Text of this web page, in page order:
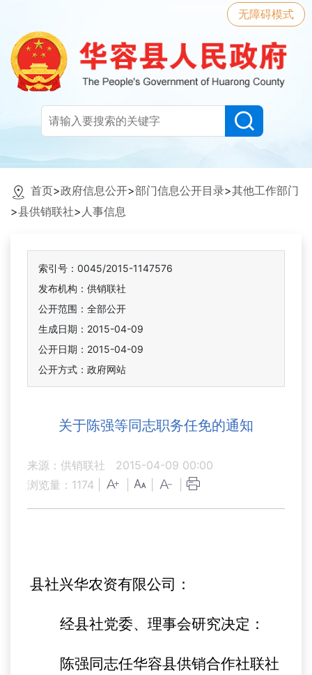
无障碍模式
首页>政府信息公开>部门信息公开目录>其他工作部门
>县供销联社> 人事信息
索引号：0045/2015-1147576
发布机构：供销联社
公开范围：全部公开
生成日期：2015-04-09
公开日期：2015-04-09
公开方式：政府网站
关于陈强等同志职务任免的通知
来源：供销联社
2015-04-09 00:00
浏览量： 1174
县社兴华农资有限公司：
经县社党委、理事会研究决定：
陈强同志任华容县供销合作社联社